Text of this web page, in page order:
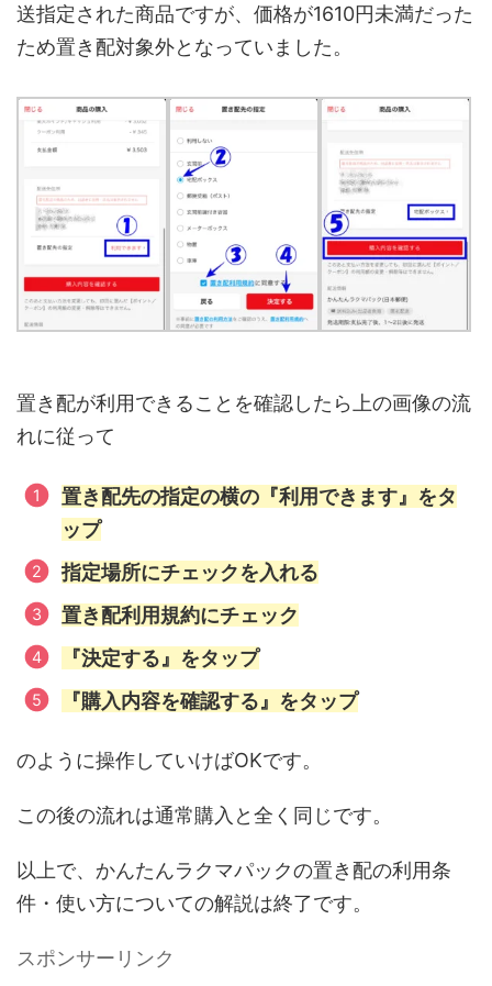
送指定された商品ですが、価格が1610円未満だった
ため置き配対象外となっていました。
置き配が利用できることを確認したら上の画像の流
れに従って
置き配先の指定の横の『利用できます』をタ
ップ
指定場所にチェックを入れる
置き配利用規約にチェック
『決定する』をタップ
『購入内容を確認する』をタップ
のように操作していけばOKです。
この後の流れは通常購入と全く同じです。
以上で、かんたんラクマパックの置き配の利用条
件・使い方についての解説は終了です。
スポンサーリンク